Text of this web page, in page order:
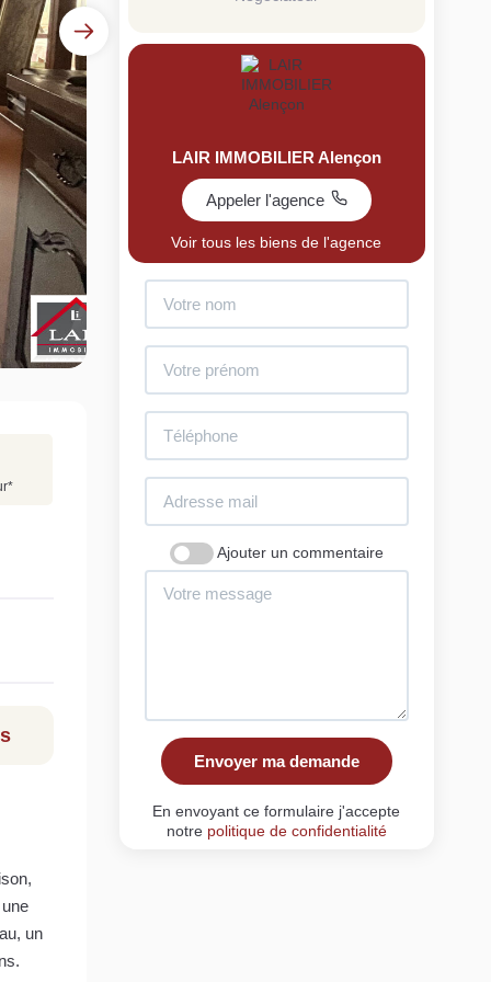
votre bien en ligne.
et gratuit, recevez votre estimation en
clics.
mon bien maintenant
*
un
LAIR IMMOBILIER Alençon
Appeler l'agence
Voir tous les biens de l'agence
Ajouter un commentaire
Envoyer ma demande
En envoyant ce formulaire j'accepte
notre politique de confidentialité